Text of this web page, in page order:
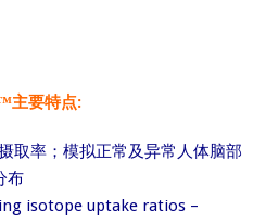
主要特点:
取率；模拟正常及异常人体脑部
布
isotope uptake ratios –